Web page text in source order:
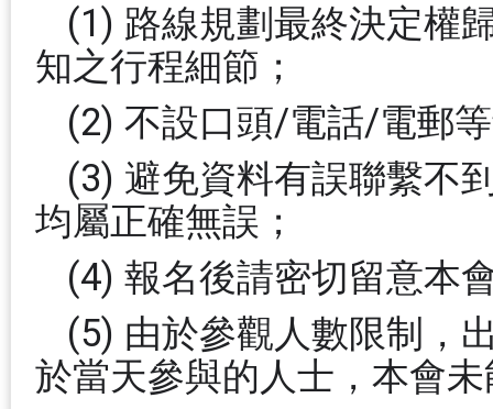
(1) 路線規劃最終決定權
知之行程細節；
(2) 不設口頭/電話/電郵
(3) 避免資料有誤聯繫不
均屬正確無誤；
(4) 報名後請密切留意本
(5) 由於參觀人數限制，
於當天參與的人士，本會